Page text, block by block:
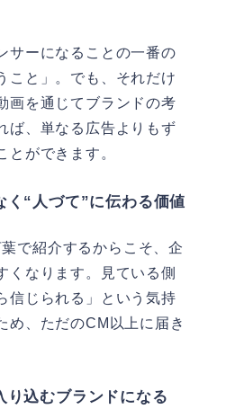
サーになることの一番の
こと」。でも、それだけ
画を通じてブランドの考
ば、単なる広告よりもず
とができます。
く“人づて”に伝わる価値
で紹介するからこそ、企
くなります。見ている側
信じられる」という気持
め、ただのCM以上に届き
り込むブランドになる